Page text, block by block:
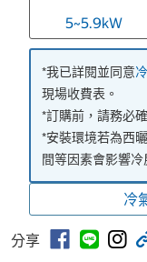
5~5.9kW
*我已詳閱並同意
現場收費表。
*訂購前，請務必
*安裝環境若為西
間等因素會影響
冷
分享